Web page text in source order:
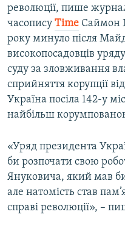
революції, пише
часопису Time Саймон
року минуло після
високопосадовців
суду за зловживання
сприйняття корупції
Україна посіла 142-у
найбільш
«Уряд президента
би розпочати свою
Януковича, який мав
але натомість став
справі революції», –